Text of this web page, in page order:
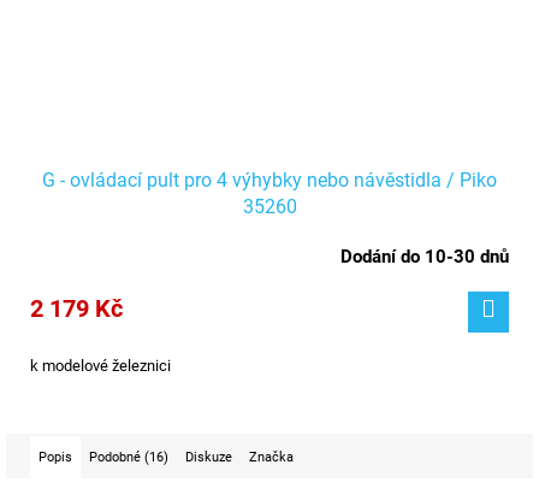
G - ovládací pult pro 4 výhybky nebo návěstidla / Piko
35260
Dodání do 10-30 dnů
2 179 Kč
k modelové železnici
Popis Podobné (16) Diskuze Značka